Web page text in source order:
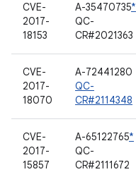
CVE-
2017-
18153
A-35470735*
QC-
CR#2021363
CVE-
2017-
18070
A-72441280
QC-
CR#2114348
CVE-
2017-
15857
A-65122765*
QC-
CR#2111672